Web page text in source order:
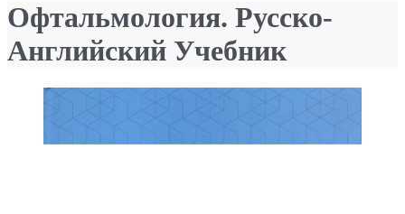
Офтальмология. Русско-
Английский Учебник